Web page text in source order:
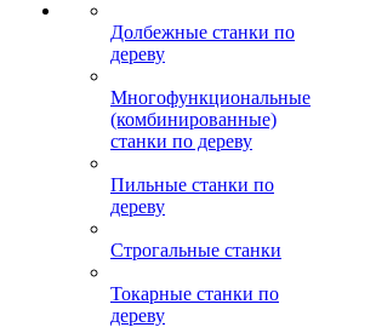
Долбежные станки по
дереву
Многофункциональные
(комбинированные)
станки по дереву
Пильные станки по
дереву
Строгальные станки
Токарные станки по
дереву